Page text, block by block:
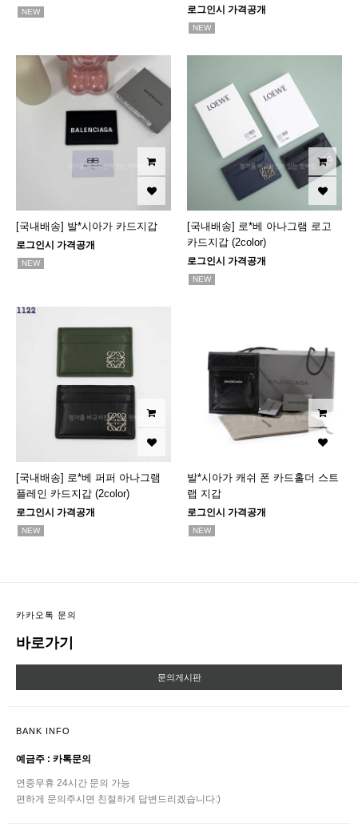
NEW 로그인시 가격공개
NEW
[국내배송] 발*시아가 카드지갑
로그인시 가격공개
NEW
[국내배송] 로*베 아나그램 로고
카드지갑 (2color)
로그인시 가격공개
NEW
[국내배송] 로*베 퍼퍼 아나그램
플레인 카드지갑 (2color)
로그인시 가격공개
NEW
발*시아가 캐쉬 폰 카드홀더 스트
랩 지갑
로그인시 가격공개
NEW
카카오톡 문의
바로가기
문의게시판
BANK INFO
예금주 : 카톡문의
연중무휴 24시간 문의 가능
편하게 문의주시면 친절하게 답변드리겠습니다:)